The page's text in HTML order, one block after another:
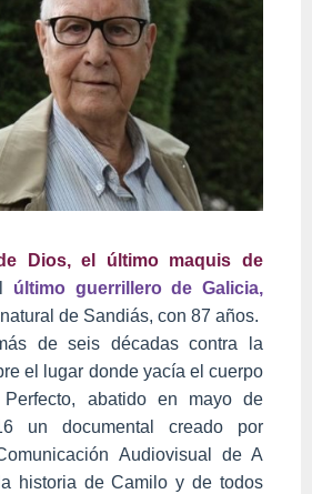
Dios, el último maquis de
último guerrillero de Galicia,
de Sandiás, con 87 años.
de seis décadas contra la
el lugar donde yacía el cuerpo
abatido en mayo de
un documental creado por
Audiovisual de A
historia de Camilo y de todos